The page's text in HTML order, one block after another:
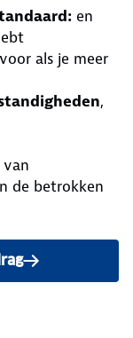
en
voor als je meer
,
de betrokken